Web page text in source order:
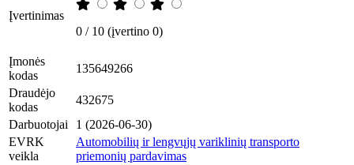
Įvertinimas
0 / 10 (įvertino 0)
Įmonės
kodas
135649266
Draudėjo
kodas
432675
Darbuotojai
1 (2026-06-30)
EVRK
veikla
Automobilių ir lengvųjų variklinių transporto
priemonių pardavimas